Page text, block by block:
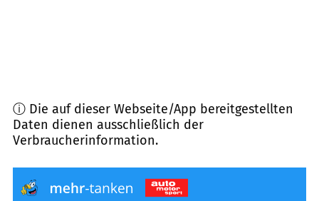
ⓘ Die auf dieser Webseite/App bereitgestellten
Daten dienen ausschließlich der
Verbraucherinformation.